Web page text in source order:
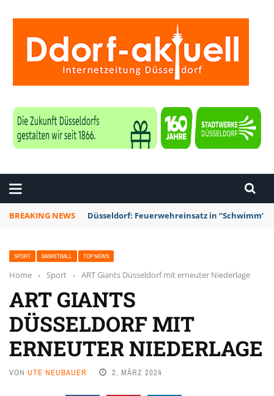
BREAKING NEWS Düsseldorf: Feuerwehreinsatz in “Schwimm’
SPORT BASKETBALL TOP NEWS
Home › Sport › ART Giants Düsseldorf mit erneuter Niederlage
ART GIANTS
DÜSSELDORF MIT
ERNEUTER NIEDERLAGE
VON UTE NEUBAUER 2. MÄRZ 2024